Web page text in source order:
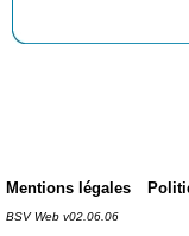
Mentions légales
BSV Web v02.06.06